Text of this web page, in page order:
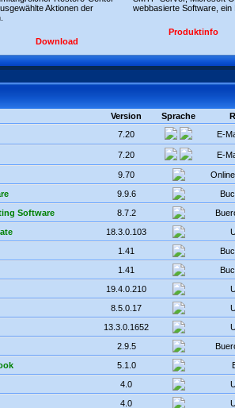
Aktionen der
Download
webbasierte Software, ein
Produktinfo
Version Sprache
7.20 E-
7.20 E-
9.70
9.9.6
Software
8.7.2
18.3.0.103
1.41
1.41
19.4.0.210
8.5.0.17
13.3.0.1652
2.9.5
5.1.0
4.0
4.0